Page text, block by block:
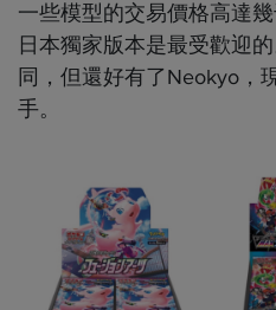
一些模型的交易價格高達
日本獨家版本是最受歡迎
同，但還好有了Neokyo，
手。